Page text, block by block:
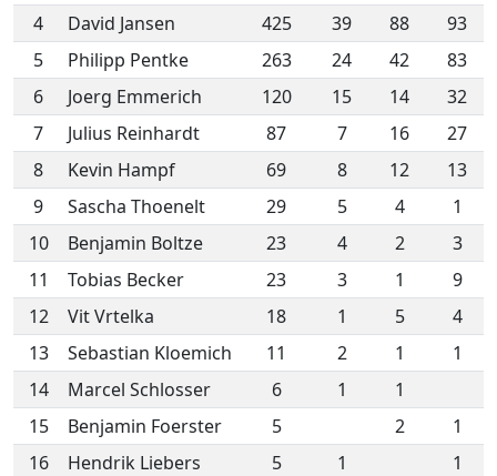
4
David Jansen 425 39 88
93
5
Philipp Pentke 263 24 42
83
6
Joerg Emmerich 120 15 14
32
7
Julius Reinhardt 87 7 16
27
8
Kevin Hampf 69 8 12
13
9
Sascha Thoenelt 29 5 4
1
10
Benjamin Boltze 23 4 2
3
11
Tobias Becker 23 3 1
9
12
Vit Vrtelka 18 1 5
4
13
Sebastian Kloemich 11 2 1
1
14
Marcel Schlosser 6 1
1
15
Benjamin Foerster 5 2
1
16
Hendrik Liebers 5 1
1